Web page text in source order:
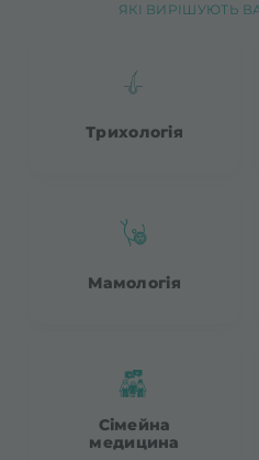
ЯКІ ВИРІШУЮТЬ
Трихологія
Мамологія
Сімейна
медицина